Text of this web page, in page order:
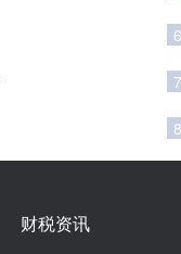
6
7
8
财税资讯